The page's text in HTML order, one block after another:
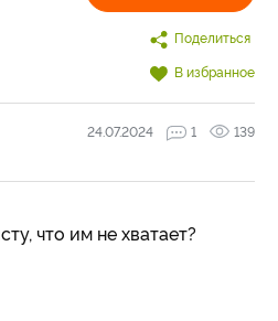
Поделиться
В избранное
24.07.2024 1 139
что им не хватает?